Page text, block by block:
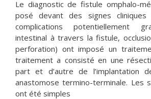
Le diagnostic de fistule omphalo-
posé devant des signes cliniques
complications potentiellement
intestinal à travers la fistule,
perforation) ont imposé un
traitement a consisté en une
part et d’autre de l’implantation
anastomose termino-terminale. Les
ont été simples